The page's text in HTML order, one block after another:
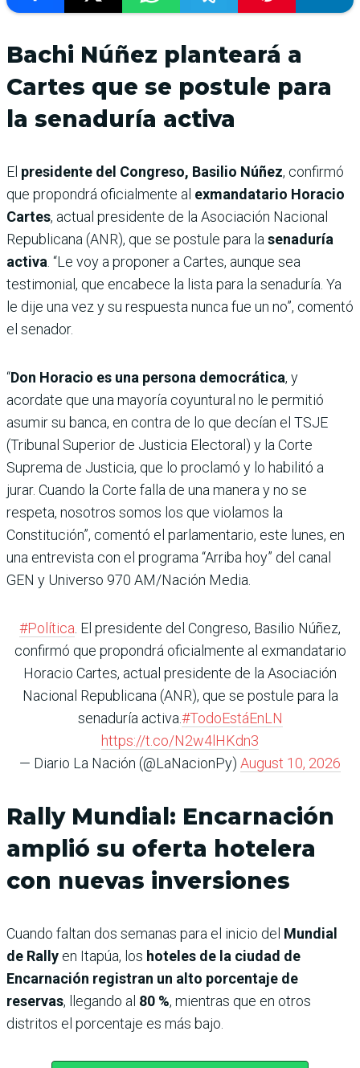
Bachi Núñez planteará a
Cartes que se postule para
la senaduría activa
El presidente del Congreso, Basilio Núñez, confirmó
que propondrá oficialmente al exmandatario Horacio
Cartes, actual presidente de la Asociación Nacional
Republicana (ANR), que se postule para lasenaduría
activa. “Le voy a proponer a Cartes, aunque sea
testimonial, que encabece la lista para la senaduría. Ya
le dije una vez y su respuesta nunca fue un no”, comentó
el senador.
“Don Horacio es una persona democrática, y
acordate que una mayoría coyuntural no le permitió
asumir su banca, en contra de lo que decían el TSJE
(Tribunal Superior de Justicia Electoral) y la Corte
Suprema de Justicia, que lo proclamó y lo habilitó a
jurar. Cuando la Corte falla de una manera y no se
respeta, nosotros somos los que violamos la
Constitución”, comentó el parlamentario, este lunes, en
una entrevista con el programa “Arriba hoy” del canal
GEN y Universo 970 AM/Nación Media.
#Política. El presidente del Congreso, Basilio Núñez,
confirmó que propondrá oficialmente al exmandatario
Horacio Cartes, actual presidente de la Asociación
Nacional Republicana (ANR), que se postule para la
senaduría activa.#TodoEstáEnLN
https://t.co/N2w4lHKdn3
— Diario La Nación (@LaNacionPy) August 10, 2026
Rally Mundial: Encarnación
amplió su oferta hotelera
con nuevas inversiones
Cuando faltan dos semanas para el inicio del Mundial
de Rally en Itapúa, los hoteles de la ciudad de
Encarnación registran un alto porcentaje de
reservas, llegando al 80 %, mientras que en otros
distritos el porcentaje es más bajo.